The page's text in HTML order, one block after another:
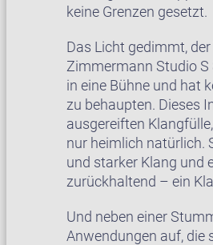
keine Grenzen gesetzt.
Das Licht gedimmt,
Zimmermann Studio S
in eine Bühne und hat
zu behaupten. Dieses
ausgereiften
nur heimlich natürlich.
und starker Klang und
zurückhaltend – ein
Und neben einer
Anwendungen auf, die